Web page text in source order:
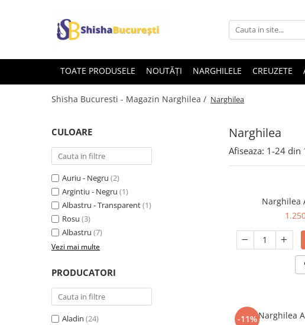
TOATE PRODUSELE NOUTĂȚI NARGHILELE CREUZETE
Shisha Bucuresti - Magazin Narghilea / Narghilea
Narghilea
CULOARE
Auriu - Negru (2)
Argintiu - Negru (1)
Albastru - Transparent(1)
Rosu (3)
Albastru (7)
Vezi mai multe
PRODUCATORI
Aladin (24)
Afiseaza: 1-24 din
Narghilea
-11%Narghilea